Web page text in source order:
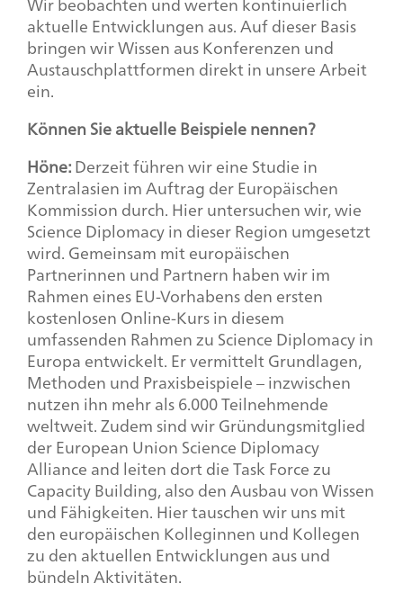
aktuelle Entwicklungen aus. Auf dieser Basis
bringen wir Wissen aus Konferenzen und
Austauschplattformen direkt in unsere Arbeit
ein.
Können Sie aktuelle Beispiele nennen?
Höne:Derzeit führen wir eine Studie in
Zentralasien im Auftrag der Europäischen
Kommission durch. Hier untersuchen wir, wie
Science Diplomacy in dieser Region umgesetzt
wird. Gemeinsam mit europäischen
Partnerinnen und Partnern haben wir im
Rahmen eines EU-Vorhabens den ersten
kostenlosen Online-Kurs in diesem
umfassenden Rahmen zuScience Diplomacyin
Europa entwickelt. Er vermittelt Grundlagen,
Methoden und Praxisbeispiele – inzwischen
nutzen ihn mehr als 6.000 Teilnehmende
weltweit. Zudem sind wir Gründungsmitglied
derEuropean Union Science Diplomacy
Allianceand leiten dort dieTask Forcezu
Capacity Building, also den Ausbau von Wissen
und Fähigkeiten. Hier tauschen wir uns mit
den europäischen Kolleginnen und Kollegen
zu den aktuellen Entwicklungen aus und
bündeln Aktivitäten.